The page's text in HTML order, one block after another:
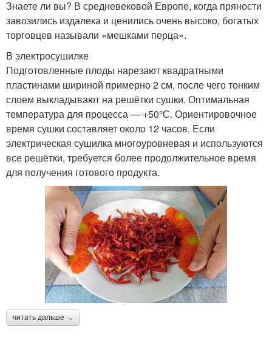
Знаете ли вы? В средневековой Европе, когда пряности
завозились издалека и ценились очень высоко, богатых
торговцев называли «мешками перца».
В электросушилке
Подготовленные плоды нарезают квадратными
пластинами шириной примерно 2 см, после чего тонким
слоем выкладывают на решётки сушки. Оптимальная
температура для процесса — +50°С. Ориентировочное
время сушки составляет около 12 часов. Если
электрическая сушилка многоуровневая и используются
все решётки, требуется более продолжительное время
для получения готового продукта.
читать дальше →